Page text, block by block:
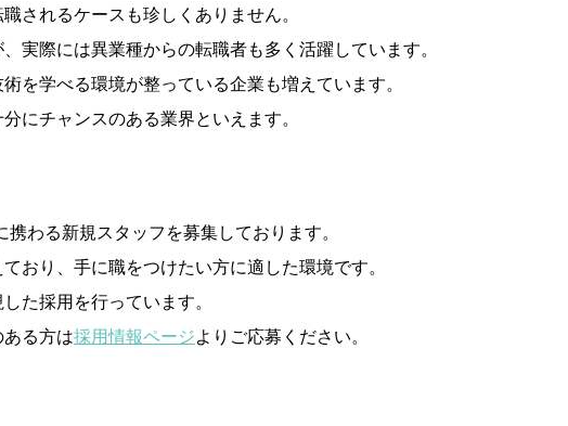
されるケースも珍しくありません。
実際には異業種からの転職者も多く活躍しています。
を学べる環境が整っている企業も増えています。
にチャンスのある業界といえます。
わる新規スタッフを募集しております。
おり、手に職をつけたい方に適した環境です。
た採用を行っています。
る方は採用情報ページよりご応募ください。